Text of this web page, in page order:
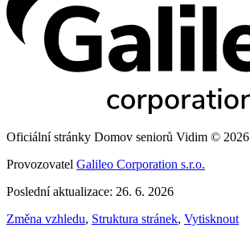
Oficiální stránky Domov seniorů Vidim © 2026
Provozovatel Galileo Corporation s.r.o.
Poslední aktualizace: 26. 6. 2026
Změna vzhledu, Struktura stránek, Vytisknout